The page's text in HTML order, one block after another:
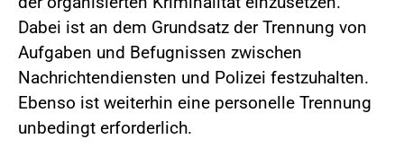
Dabei ist an dem Grundsatz der Trennung von
Aufgaben und Befugnissen zwischen
Nachrichtendiensten und Polizei festzuhalten.
Ebenso ist weiterhin eine personelle Trennung
unbedingt erforderlich.